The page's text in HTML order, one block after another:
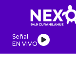
Click acá para ir
Señal
EN VIVO